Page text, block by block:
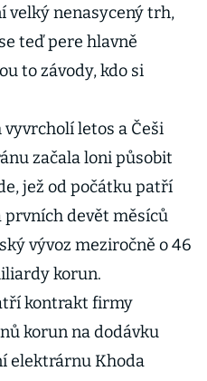
velký nenasycený trh,
teď pere hlavně
to závody, kdo si
letos a Češi
začala loni působit
jež od počátku patří
prvních devět měsíců
vývoz meziročně o 46
korun.
kontrakt firmy
korun na dodávku
elektrárnu Khoda